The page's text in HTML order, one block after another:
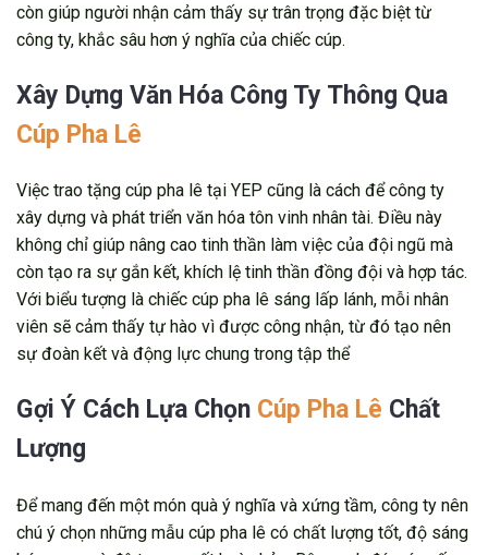
còn giúp người nhận cảm thấy sự trân trọng đặc biệt từ
công ty, khắc sâu hơn ý nghĩa của chiếc cúp.
Xây Dựng Văn Hóa Công Ty Thông Qua
Cúp Pha Lê
Việc trao tặng cúp pha lê tại YEP cũng là cách để công ty
xây dựng và phát triển văn hóa tôn vinh nhân tài. Điều này
không chỉ giúp nâng cao tinh thần làm việc của đội ngũ mà
còn tạo ra sự gắn kết, khích lệ tinh thần đồng đội và hợp tác.
Với biểu tượng là chiếc cúp pha lê sáng lấp lánh, mỗi nhân
viên sẽ cảm thấy tự hào vì được công nhận, từ đó tạo nên
sự đoàn kết và động lực chung trong tập thể
Gợi Ý Cách Lựa Chọn Cúp Pha Lê Chất
Lượng
Để mang đến một món quà ý nghĩa và xứng tầm, công ty nên
chú ý chọn những mẫu cúp pha lê có chất lượng tốt, độ sáng